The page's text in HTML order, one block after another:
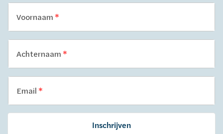
Voornaam
Achternaam
Email
Inschrijven